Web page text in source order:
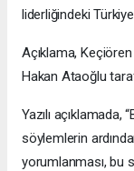
liderliğindeki
Açıklama,
Hakan Ataoğlu
Yazılı
söylemlerin
yorumlanması, bu